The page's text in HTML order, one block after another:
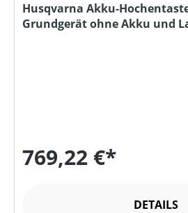
Husqvarna Akku-
Grundgerät ohne Akku und
769,22 €*
DETAILS